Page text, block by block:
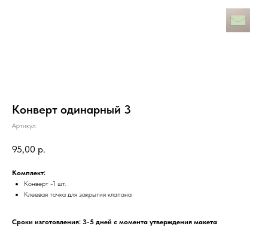
Конверт одинарный 3
Артикул:
95,00 р.
Комплект:
Конверт -1 шт.
Клеевая точка для закрытия клапана
Сроки изготовления: 3-5 дней с момента утверждения макета